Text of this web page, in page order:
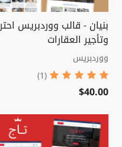
بنيان - قالب ووردبريس
وتأجير العقارات
ووردبريس
(1)
$40.00